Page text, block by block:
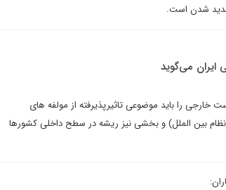
شدن است.
می‌گوید
خارجی را باید موضوعی تاثیرپذیرفته از مولفه های
بین الملل) و بخشی نیز ریشه در سطح داخلی کشورها